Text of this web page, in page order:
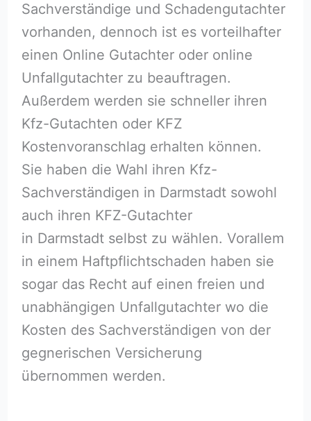
Sachverständige und Schadengutachter
vorhanden, dennoch ist es vorteilhafter
einen Online Gutachter oder online
Unfallgutachter zu beauftragen.
Außerdem werden sie schneller ihren
Kfz-Gutachten oder KFZ
Kostenvoranschlag erhalten können.
Sie haben die Wahl ihren Kfz-
Sachverständigen in Darmstadt sowohl
auch ihren KFZ-Gutachter
in Darmstadt selbst zu wählen. Vorallem
in einem Haftpflichtschaden haben sie
sogar das Recht auf einen freien und
unabhängigen Unfallgutachter wo die
Kosten des Sachverständigen von der
gegnerischen Versicherung
übernommen werden.